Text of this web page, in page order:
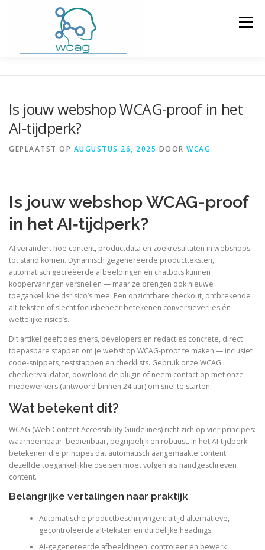
Menu
WCAG CHECKER / VALIDATOR
Is jouw webshop WCAG-proof in het
AI‑tijdperk?
GEPLAATST OP AUGUSTUS 26, 2025 DOOR WCAG
Is jouw webshop WCAG-proof
in het AI‑tijdperk?
AI verandert hoe content, productdata en zoekresultaten in webshops
tot stand komen. Dynamisch gegenereerde productteksten,
automatisch gecreëerde afbeeldingen en chatbots kunnen
koopervaringen versnellen — maar ze brengen ook nieuwe
toegankelijkheidsrisico’s mee. Een onzichtbare checkout, ontbrekende
alt-teksten of slecht focusbeheer betekenen conversieverlies én
wettelijke risico’s.
Dit artikel geeft designers, developers en redacties concrete, direct
toepasbare stappen om je webshop WCAG-proof te maken — inclusief
code-snippets, teststappen en checklists. Gebruik onze WCAG
checker/validator, download de plugin of neem contact op met onze
medewerkers (antwoord binnen 24 uur) om snel te starten.
Wat betekent dit?
WCAG (Web Content Accessibility Guidelines) richt zich op vier principes:
waarneembaar, bedienbaar, begrijpelijk en robuust. In het AI‑tijdperk
betekenen die principes dat automatisch aangemaakte content
dezelfde toegankelijkheidseisen moet volgen als handgeschreven
content.
Belangrijke vertalingen naar praktijk
Automatische productbeschrijvingen: altijd alternatieve,
gecontroleerde alt-teksten en duidelijke headings.
AI‑gegenereerde afbeeldingen: controleer en bewerk